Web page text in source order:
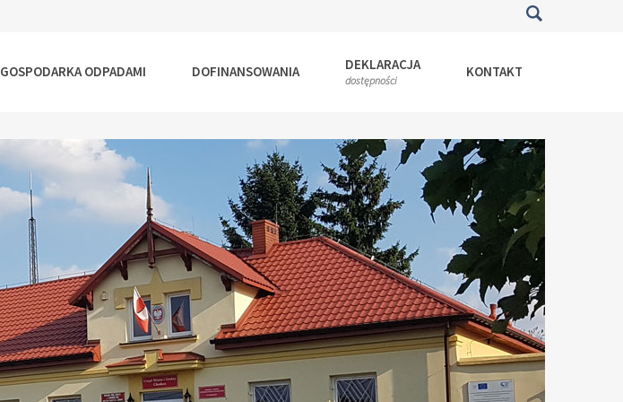
GOSPODARKA ODPADAMI DOFINANSOWANIA DEKLARACJA
dostępności KONTAKT